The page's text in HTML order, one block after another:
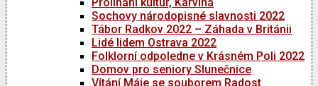
Sochovy národopisné slavnosti 2022
Tábor Radkov 2022 – Záhada v Británii
Lidé lidem Ostrava 2022
Folklorní odpoledne v Krásném Poli 2022
Domov pro seniory Slunečnice
Vítání Máje se souborem Radost